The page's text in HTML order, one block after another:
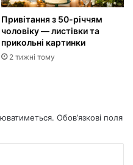
Привітання з 50-річчям
чоловіку — листівки та
прикольні картинки
2 тижні тому
Обов’язкові поля